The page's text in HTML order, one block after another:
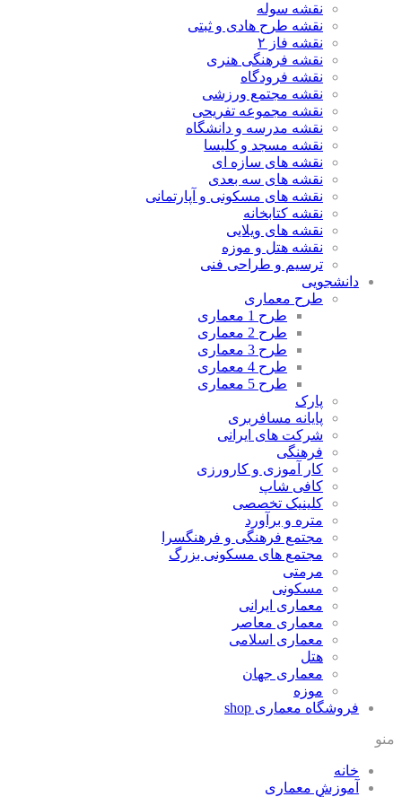
نقشه سوله
نقشه طرح هادی و ثبتی
نقشه فاز ۲
نقشه فرهنگی هنری
نقشه فرودگاه
نقشه مجتمع ورزشی
نقشه مجموعه تفریحی
نقشه مدرسه و دانشگاه
نقشه مسجد و کلیسا
نقشه های سازه ای
نقشه های سه بعدی
نقشه های مسکونی و آپارتمانی
نقشه کتابخانه
نقشه های ویلایی
نقشه هتل و موزه
ترسیم و طراحی فنی
دانشجویی
طرح معماری
طرح 1 معماری
طرح 2 معماری
طرح 3 معماری
طرح 4 معماری
طرح 5 معماری
پارک
پایانه مسافربری
شرکت های ایرانی
فرهنگی
کار آموزی و کارورزی
کافی شاپ
کلینیک تخصصی
متره و برآورد
مجتمع فرهنگی و فرهنگسرا
مجتمع های مسکونی بزرگ
مرمتی
مسکونی
معماری ایرانی
معماری معاصر
معماری اسلامی
هتل
معماری جهان
موزه
فروشگاه معماری shop
منو
خانه
آموزش معماری